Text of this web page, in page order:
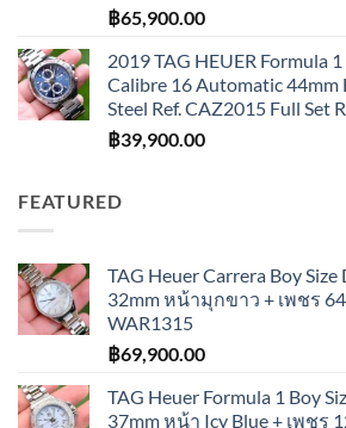
฿65,900.00
2019 TAG HEUER Formula
Calibre 16 Automatic 44mm
Steel Ref. CAZ2015 Full Set
฿39,900.00
FEATURED
TAG Heuer Carrera Boy Size
32mm หน้ามุกขาว + เพชร
WAR1315
฿69,900.00
TAG Heuer Formula 1 Boy
37mm หน้า Icy Blue + เพชร